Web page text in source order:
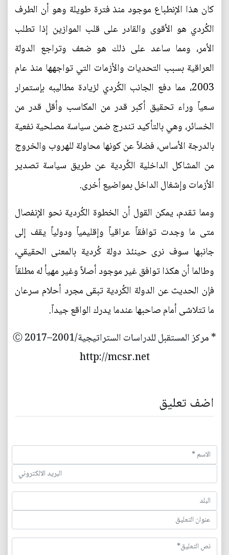
كان هذا الإنطباع موجود منذ فترة طويلة وهو أن الطرف
الكُردي هو الأقوى والقادر على قلب الموازين إذا تطلب
الأمر، ومما ساعد على ذلك هو ضعف وتراجع الدولة
العراقية بسبب التحديات والأزمات التي تواجهها منذ عام
2003، مما دفع الجانب الكُردي لزيادة مطاليبه بإستمرار
سعياً وراء تحقيق أكبر قدر من المكاسب وأقل قدر من
الخسائر، وهي بالتأكيد تندرج ضمن سياسة مصلحية نفعية
بالدرجة الأساس، فضلاً عن كونها محاولة للهروب والخروج
من المشاكل الداخلية الكُردية عن طريق سياسة تصدير
الأزمات وإشغال الداخل بمواضيع أخرى.
ومما تقدم، يمكن القول أن الخطوة الكُردية نحو الإنفصال
متى ما وجدت توافقاً عراقياً وإقليمياً ودولياً يقف إلى
جانبها سوف نرى حينئذ دولة كُردية بالمعنى الحقيقي،
وطالما أن هكذا توافق غير موجود أصلاً وغير مهيأ له مطلقاً
فإن الحديث عن الدولة الكُردية تبقى مجرد أحلام سرعان
ما تتلاشى أمام صاحبها عندما يدرك الواقع جيداً.
* مركز المستقبل للدراسات الستراتيجية/2001–2017 Ⓒ
http://mcsr.net
اضف تعليق